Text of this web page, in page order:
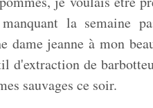
la semaine
dame jeanne à mon
de
sauvages ce soir.